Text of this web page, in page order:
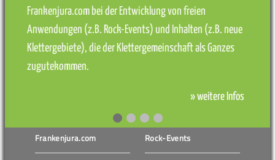
Frankenjura.com bei der Entwicklung von freien
Anwendungen (z.B. Rock-Events) und Inhalten (z.B. neue
Klettergebiete), die der Klettergemeinschaft als Ganzes
zugutekommen.
» weitere Infos
Frankenjura.com Rock-Events